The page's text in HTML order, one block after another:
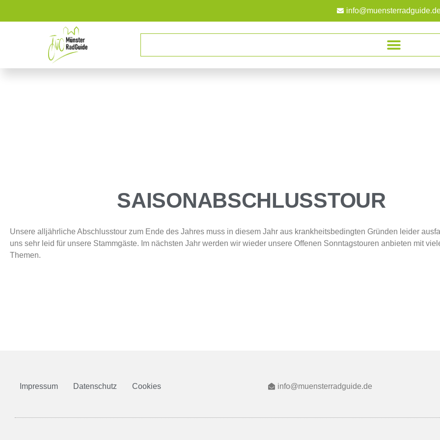
SAISONABSCHLUSSTOUR
Unsere alljährliche Abschlusstour zum Ende des Jahres muss in diesem Jahr aus krankheitsbedingten Gründen leider
uns sehr leid für unsere Stammgäste. Im nächsten Jahr werden wir wieder unsere Offenen Sonntagstouren anbieten mit
Themen.
Impressum Datenschutz Cookies info@muensterradguide.de